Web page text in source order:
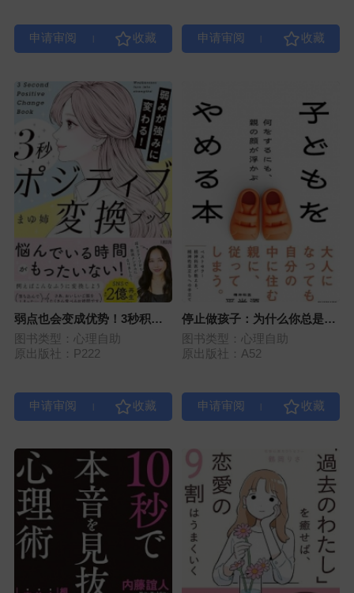
弱点也会变成优势！3秒积极
转换术
图书类型：心理自助
原出版社：P222
停止做孩子：为什么你总是活
在父母的影响下
图书类型：心理自助
原出版社：A52